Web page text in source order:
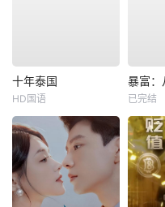
十年泰国
HD国语 已完结